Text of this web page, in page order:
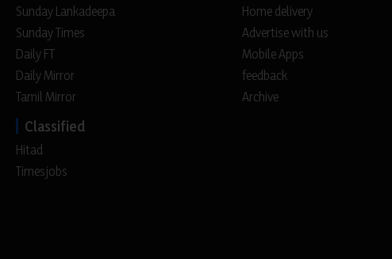
Sunday Lankadeepa
Sunday Times
Daily FT
Daily Mirror
Tamil Mirror
Classified
Hitad
Timesjobs
Home delivery
Advertise with us
Mobile Apps
feedback
Archive